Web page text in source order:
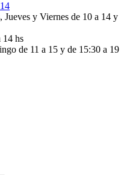
Jueves y Viernes de 10 a 14 y
14 hs
de 11 a 15 y de 15:30 a 19